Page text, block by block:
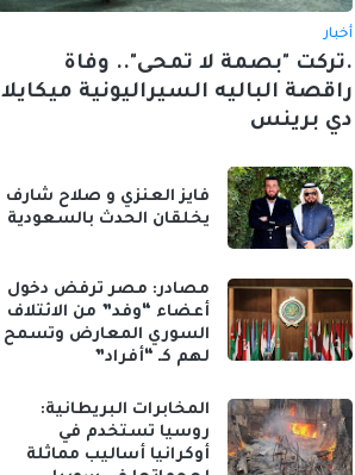
أخبار
.تركت "بصمة لا تمحى".. وفاة
راقصة الباليه السيراليونية ميكايلا
دي برينس
فايز العنزي و صلاح شارف
يخلقان الحدث بالسعودية
مصادر: مصر ترفض دخول
أعضاء “وفد” من الائتلاف
السوري المعارض وتسمح
لهم كـ “أفراد”
المخابرات البريطانية:
روسيا تستخدم في
أوكرانيا أساليب مماثلة